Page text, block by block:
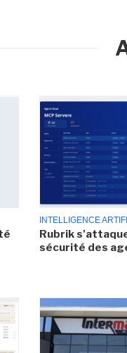
INTELLIGENCE
Rubrik
sécurité des